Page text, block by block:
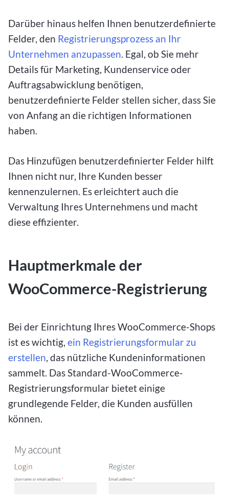
Darüber hinaus helfen Ihnen benutzerdefinierte
Felder, den Registrierungsprozess an Ihr
Unternehmen anzupassen. Egal, ob Sie mehr
Details für Marketing, Kundenservice oder
Auftragsabwicklung benötigen,
benutzerdefinierte Felder stellen sicher, dass Sie
von Anfang an die richtigen Informationen
haben.
Das Hinzufügen benutzerdefinierter Felder hilft
Ihnen nicht nur, Ihre Kunden besser
kennenzulernen. Es erleichtert auch die
Verwaltung Ihres Unternehmens und macht
diese effizienter.
Hauptmerkmale der
WooCommerce-Registrierung
Bei der Einrichtung Ihres WooCommerce-Shops
ist es wichtig, ein Registrierungsformular zu
erstellen, das nützliche Kundeninformationen
sammelt. Das Standard-WooCommerce-
Registrierungsformular bietet einige
grundlegende Felder, die Kunden ausfüllen
können.